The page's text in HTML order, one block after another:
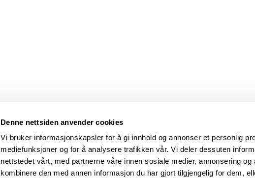
Denne nettsiden anvender cookies
Vi bruker informasjonskapsler for å gi innhold og annonser et personlig
mediefunksjoner og for å analysere trafikken vår. Vi deler dessuten
nettstedet vårt, med partnerne våre innen sosiale medier, annonsering
kombinere den med annen informasjon du har gjort tilgjengelig for dem,